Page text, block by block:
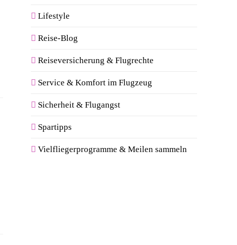
Lifestyle
Reise-Blog
Reiseversicherung & Flugrechte
Service & Komfort im Flugzeug
Sicherheit & Flugangst
Spartipps
Vielfliegerprogramme & Meilen sammeln